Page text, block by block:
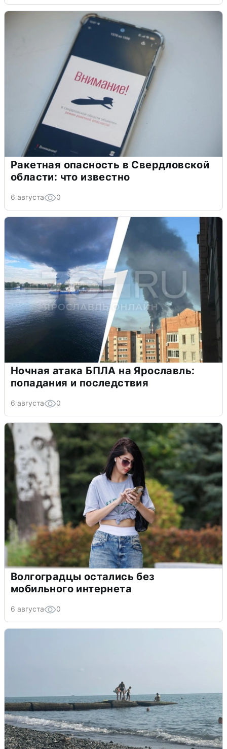
Ракетная опасность в Свердловской
области: что известно
6 августа 0
Ночная атака БПЛА на Ярославль:
попадания и последствия
6 августа 0
Волгоградцы остались без
мобильного интернета
6 августа 0